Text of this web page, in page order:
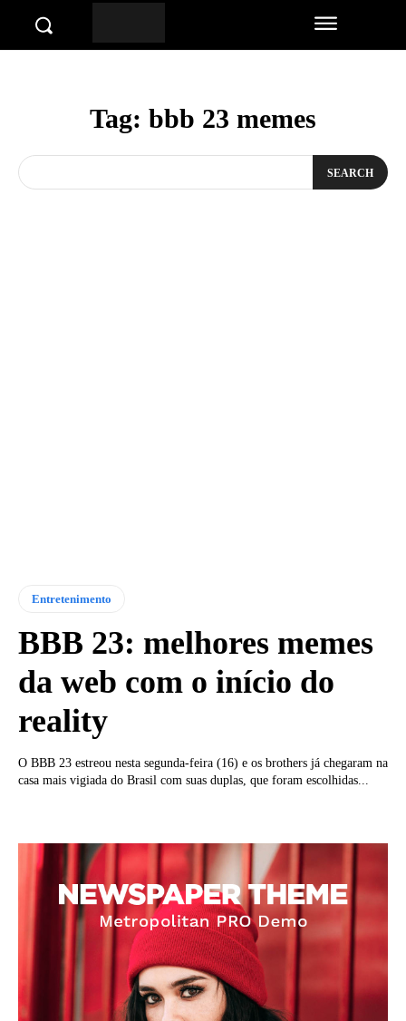
Tag: bbb 23 memes
SEARCH
Entretenimento
BBB 23: melhores memes
da web com o início do
reality
O BBB 23 estreou nesta segunda-feira (16) e os brothers já chegaram na
casa mais vigiada do Brasil com suas duplas, que foram escolhidas...